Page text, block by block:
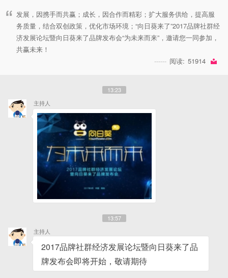
发展，因携手而共赢；成长，因合作而精彩；扩大服务供给，提高服
务质量，结合双创政策，优化市场环境；“向日葵来了”2017品牌社群经
济发展论坛暨向日葵来了品牌发布会“为未来而来”，邀请您一同参加，
共赢未来！
阅读: 51914
13:23
主持人
13:57
主持人
2017品牌社群经济发展论坛暨向日葵来了品
牌发布会即将开始，敬请期待